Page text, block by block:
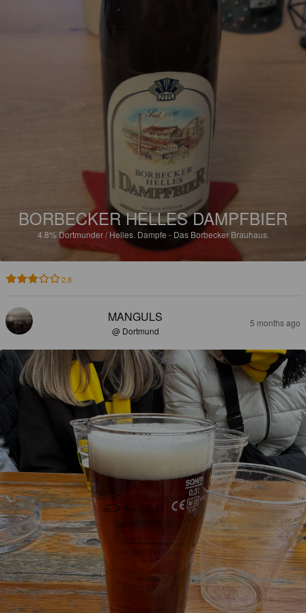
BORBECKER HELLES DAMPFBIER
4.8% Dortmunder / Helles. Dampfe - Das Borbecker Brauhaus.
2.8
MANGULS
@ Dortmund
5 months ago